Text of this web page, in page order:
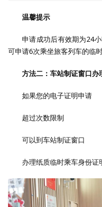
温馨提示
申请成功后有效期为24
可申请6次乘坐旅客列车的临时
方法二：车站制证窗口办
如果您的电子证明申请
超过次数限制
可以到车站制证窗口
办理纸质临时乘车身份证